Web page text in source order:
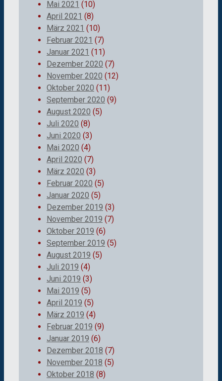
Mai 2021 (10)
April 2021 (8)
März 2021 (10)
Februar 2021 (7)
Januar 2021 (11)
Dezember 2020 (7)
November 2020 (12)
Oktober 2020 (11)
September 2020 (9)
August 2020 (5)
Juli 2020 (8)
Juni 2020 (3)
Mai 2020 (4)
April 2020 (7)
März 2020 (3)
Februar 2020 (5)
Januar 2020 (5)
Dezember 2019 (3)
November 2019 (7)
Oktober 2019 (6)
September 2019 (5)
August 2019 (5)
Juli 2019 (4)
Juni 2019 (3)
Mai 2019 (5)
April 2019 (5)
März 2019 (4)
Februar 2019 (9)
Januar 2019 (6)
Dezember 2018 (7)
November 2018 (5)
Oktober 2018 (8)